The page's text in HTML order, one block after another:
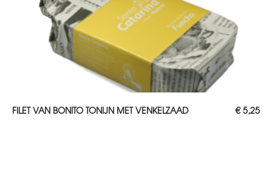
TOEVOEGEN AAN WINKELWAGEN
FILET VAN BONITO TONIJN MET VENKELZAAD €5,25